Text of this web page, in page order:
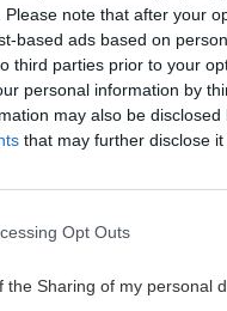
note that after your
based ads based on
third parties prior to your
personal information by
may also be
that may further disclose
Opt Outs
the Sharing of my personal
«Ήρωες»
μετά τη
έξω από το
08
ΚΟΣΜΟΣ
Ιράν απειλεί τις
τον Τραμπ